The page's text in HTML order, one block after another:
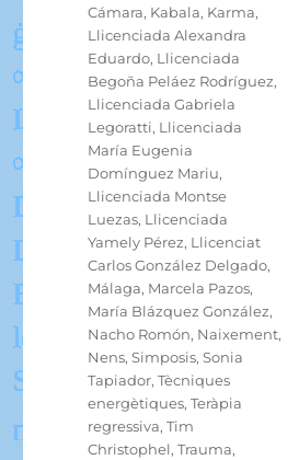
Cámara, Kabala, Karma,
Llicenciada Alexandra
Eduardo, Llicenciada
Begoña Peláez Rodríguez,
Llicenciada Gabriela
Legoratti, Llicenciada
María Eugenia
Domínguez Mariu,
Llicenciada Montse
Luezas, Llicenciada
Yamely Pérez, Llicenciat
Carlos González Delgado,
Málaga, Marcela Pazos,
María Blázquez González,
Nacho Romón, Naixement,
Nens,Simposis,Sonia
Tapiador,Tècniques
energètiques,Teràpia
regressiva,Tim
Christophel,Trauma,